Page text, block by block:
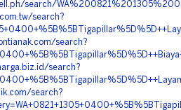
search/
search?
search?
search?
search?